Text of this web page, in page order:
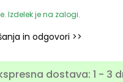
Izdelek je na zalogi.
in odgovori >>
dostava: 1 - 3